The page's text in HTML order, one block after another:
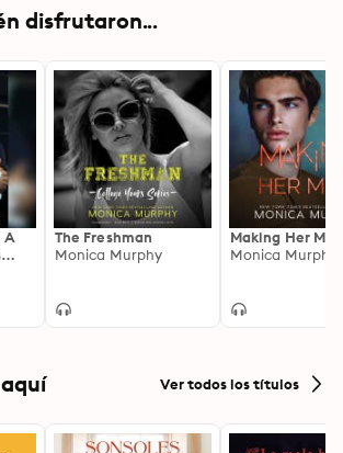
disfrutaron...
A
The Freshman
Monica Murphy
Making Her
Monica Murphy
Ver todos los títulos